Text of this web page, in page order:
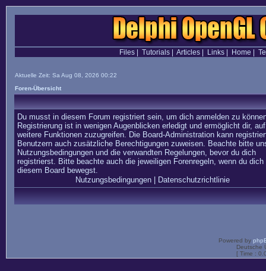
Files| Tutorials| Articles| Links| Home
Aktuelle Zeit: Sa Aug 08, 2026 00:22
Foren-Übersicht
Du musst in diesem Forum registriert sein, um dich anmelden zu
Registrierung ist in wenigen Augenblicken erledigt und ermöglicht dir, auf
weitere Funktionen zuzugreifen. Die Board-Administration kann
Benutzern auch zusätzliche Berechtigungen zuweisen. Beachte bitte
Nutzungsbedingungen und die verwandten Regelungen, bevor du dich
registrierst. Bitte beachte auch die jeweiligen Forenregeln, wenn du dich
diesem Board bewegst.
Nutzungsbedingungen| Datenschutzrichtlinie
Powered by
Deutsche
[ Time :